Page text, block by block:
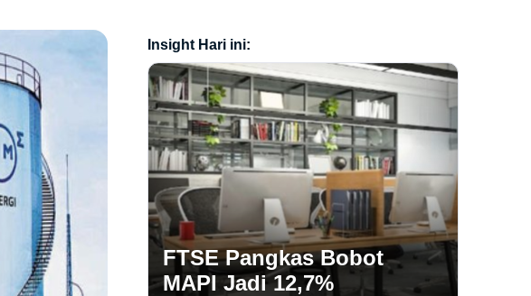
Insight Hari ini:
FTSE Pangkas Bobot
MAPI Jadi 12,7%